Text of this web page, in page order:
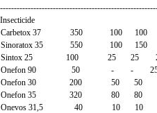
Carbetox 37 350 100
Sinoratox 35 550 100 150
Sintox 25 100 25 25
Onefon 90 50 - -
Onefon 30 200 50 50
Onefon 35 320 80 80
Onevos 31,5 40 10 10